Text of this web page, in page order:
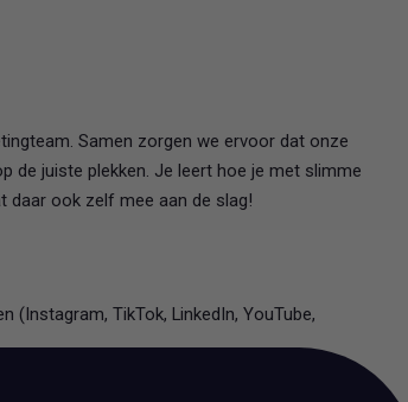
Samen zorgen we ervoor dat onze
de juiste plekken. Je leert hoe je met slimme
daar ook zelf mee aan de slag!
TikTok, LinkedIn, YouTube,